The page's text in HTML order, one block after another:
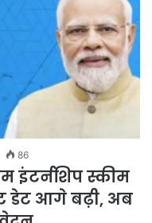
86
इंटर्नशिप स्कीम
डेट आगे बढ़ी, अब